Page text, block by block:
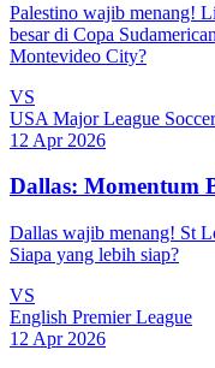
Palestino wajib menang!
besar di Copa
Montevideo City?
VS
USA Major League
12 Apr 2026
Dallas: Momentum
Dallas wajib menang! St
Siapa yang lebih siap?
VS
English Premier League
12 Apr 2026